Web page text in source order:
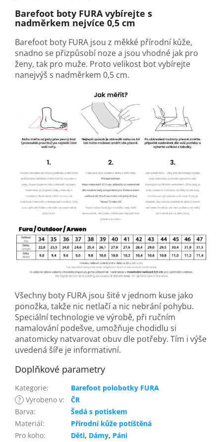
Barefoot boty FURA vybírejte s
nadměrkem nejvíce 0,5 cm
Barefoot boty FURA jsou z měkké přírodní kůže,
snadno se přizpůsobí noze a jsou vhodné jak pro
ženy, tak pro muže. Proto velikost bot vybírejte
nanejvýš s nadměrkem 0,5 cm.
Všechny boty FURA jsou šité v jednom kuse jako
ponožka, takže nic netlačí a nic nebrání pohybu.
Speciální technologie ve výrobě, při ručním
namalování podešve, umožňuje chodidlu si
anatomicky natvarovat obuv dle potřeby. Tím i výše
uvedená šíře je informativní.
Doplňkové parametry
Kategorie:
Barefoot polobotky FURA
? Vyrobeno v:
ČR
Barva:
Šedá s potiskem
Materiál:
Přírodní kůže potištěná
Pro koho: Děti, Dámy, Páni